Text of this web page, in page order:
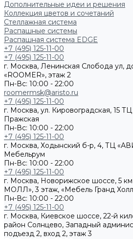
Дополнительные идеи и решения
Коллекция цветов и сочетаний
Стеллажная система
Распашные системы
Распашная система EDGE
+7 (495) 125-11-00
+7 (495) 125-11-00
г. Москва, Ленинская Слобода ул,
«ROOMER», этаж 2
Пн-Вс: 10:00 - 22:00
roomermsk@aristo.ru
+7 (495) 125-11-00
г. Москва, ул. Кировоградская, 15
Пражская
Пн-Вс: 10:00 - 22:00
+7 (495) 125-11-00
г. Москва, Ходынский б-р, 4, ТЦ
Мебельрум
Пн-Вс: 10:00 - 22:00
+7 (495) 125-11-00
г. Москва, Новорижское шоссе, 5
МОЛЛ», 3 этаж, «Мебель Гранд
Пн-Вс: 10:00 - 22:00
+7 (495) 125-11-00
г. Москва, Киевское шоссе, 22-й
район Солнцево, Западный
подъезд 2, вход 2, этаж 3